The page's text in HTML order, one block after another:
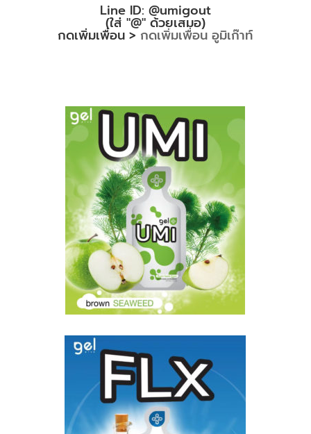
Line ID: @umigout
(ใส่ "@" ด้วยเสมอ)
กดเพิ่มเพื่อน > กดเพิ่มเพื่อน อูมิเก๊าท์